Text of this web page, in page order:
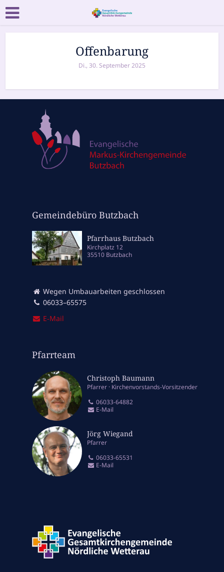
Offenbarung
Di., 30. September 2025
Gemeindebüro Butzbach
Pfarrhaus Butzbach
Kirchplatz 12
35510 Butzbach
Wegen Umbauarbeiten geschlossen
06033–65575
E‑Mail
Pfarrteam
Christoph Baumann
Pfarrer Kirchenvorstands-Vorsitzender
06033-64882
E-Mail
Jörg Wiegand
Pfarrer
06033-65531
E-Mail